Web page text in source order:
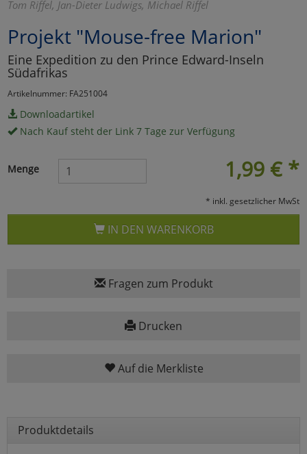
Tom Riffel, Jan-Dieter Ludwigs, Michael Riffel
Projekt "Mouse-free Marion"
Eine Expedition zu den Prince Edward-Inseln
Südafrikas
Artikelnummer: FA251004
Downloadartikel
Nach Kauf steht der Link 7 Tage zur Verfügung
1,99 € *
Menge
* inkl. gesetzlicher MwSt
IN DEN WARENKORB
Fragen zum Produkt
Drucken
Auf die Merkliste
Produktdetails
Umfragetools
zu Haupptseite